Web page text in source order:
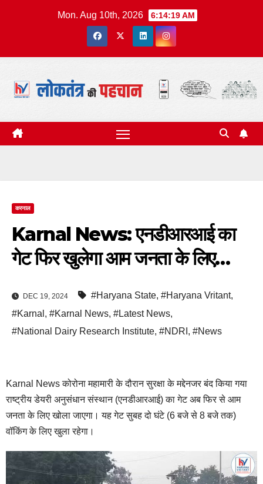
Mon. Aug 10th, 2026 6:14:19 AM
करनाल
Karnal News: एनडीआरआई का
गेट फिर खुलेगा आम जनता के लिए…
DEC 19, 2024 #Haryana State, #Haryana Vritant,
#Karnal , #Karnal News, #Latest News,
#National Dairy Research Institute, #NDRI , #News
Karnal News कोरोना महामारी के दौरान सुरक्षा के मद्देनजर बंद किया गया
राष्ट्रीय डेयरी अनुसंधान संस्थान (एनडीआरआई) का गेट अब फिर से आम
जनता के लिए खोला जाएगा। यह गेट सुबह दो घंटे (6 बजे से 8 बजे तक)
वॉकिंग के लिए खुला रहेगा।